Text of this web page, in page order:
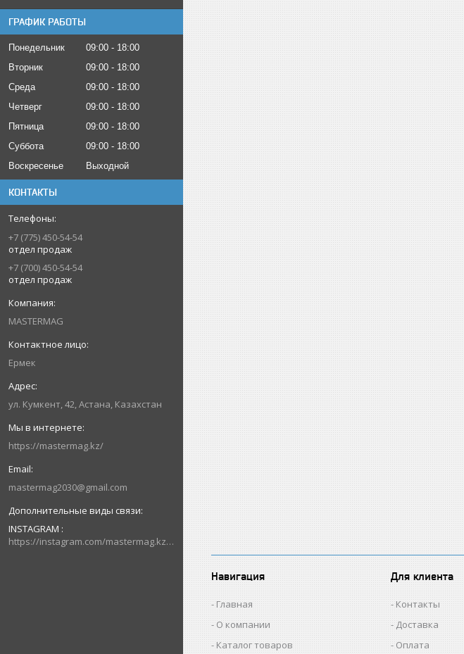
ГРАФИК РАБОТЫ
Понедельник 09:00
18:00
Вторник
09:00
18:00
Среда
09:00
18:00
Четверг
09:00
18:00
Пятница
09:00
18:00
Суббота
09:00
18:00
Воскресенье
Выходной
КОНТАКТЫ
+7 (775) 450-54-54
отдел продаж
+7 (700) 450-54-54
отдел продаж
MASTERMAG
Ермек
ул. Кумкент, 42, Астана, Казахстан
https://mastermag.kz/
mastermag2030@gmail.com
INSTAGRAM
https://instagram.com/mastermag.kz?igshid=NDk5N2NlZjQ=
Навигация
Главная
О компании
Каталог товаров
Для клиента
Контакты
Доставка
Оплата